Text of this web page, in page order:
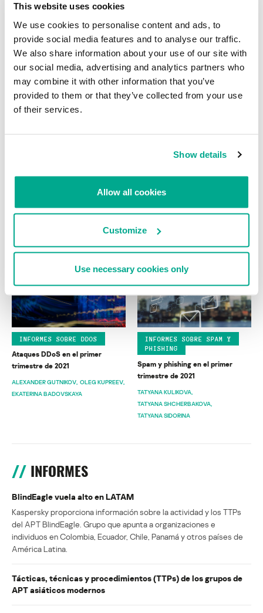
This website uses cookies
We use cookies to personalise content and ads, to
provide social media features and to analyse our traffic.
We also share information about your use of our site with
our social media, advertising and analytics partners who
may combine it with other information that you’ve
provided to them or that they’ve collected from your use
of their services.
Show details
Allow all cookies
Customize
Use necessary cookies only
DarkSide desaparece de la red
tras las repercusiones del ataque
a The Colonial Pipeline
DMITRY GALOV
LEONID BEZVERSHENKO
IVAN KWIATKOWSKI
INFORMES SOBRE DDOS
Ataques DDoS en el primer
trimestre de 2021
ALEXANDER GUTNIKOV OLEG KUPREEV
EKATERINA BADOVSKAYA
INFORMES SOBRE SPAM Y
PHISHING
Spam y phishing en el primer
trimestre de 2021
TATYANA KULIKOVA
TATYANA SHCHERBAKOVA
TATYANA SIDORINA
INFORMES
BlindEagle vuela alto en LATAM
Kaspersky proporciona información sobre la actividad y los TTPs
del APT BlindEagle. Grupo que apunta a organizaciones e
individuos en Colombia, Ecuador, Chile, Panamá y otros países de
América Latina.
Tácticas, técnicas y procedimientos (TTPs) de los grupos de
APT asiáticos modernos